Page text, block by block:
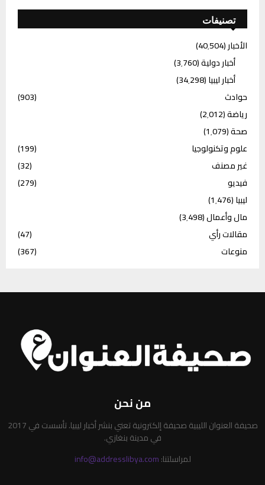
تصنيفات
الأخبار(40٬504)
أخبار دولية(3٬760)
أخبار ليبيا(34٬298)
حوادث
(903)
رياضة(2٬012)
صحة(1٬079)
علوم وتكنولوجيا
(199)
غير مصنف
(32)
فيديو
(279)
ليبيا(1٬476)
مال وأعمال(3٬498)
مقالات رأي
(47)
منوعات
(367)
من نحن
صحيفة العنوان الليبية صحيفة إلكترونية تعني بنشر أخبار ليبيا. تأسست في 2017
في مدينة بنغازي.
لمراسلتنا:info@addresslibya.com